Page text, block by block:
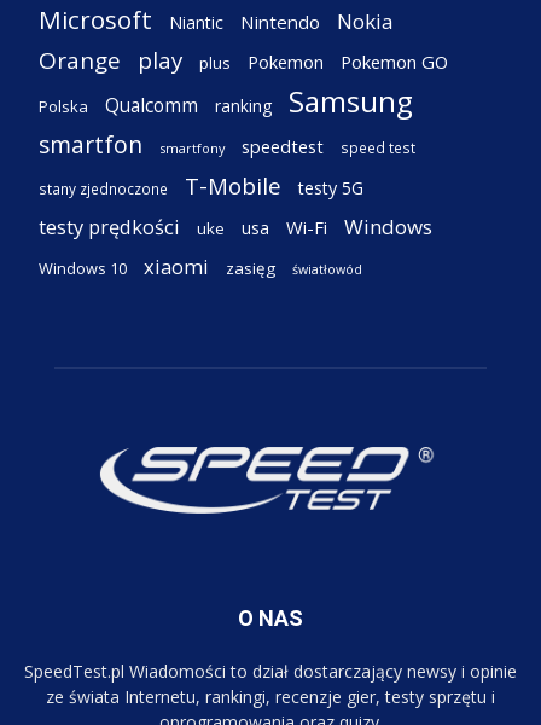
Microsoft Niantic Nintendo Nokia
Orange play plus Pokemon Pokemon GO
Polska Qualcomm ranking Samsung
smartfon smartfony speedtest speed test
stany zjednoczone T-Mobile testy 5G
testy prędkości uke usa Wi-Fi Windows
Windows 10 xiaomi zasięg światłowód
O NAS
SpeedTest.pl Wiadomości to dział dostarczający newsy i opinie
ze świata Internetu, rankingi, recenzje gier, testy sprzętu i